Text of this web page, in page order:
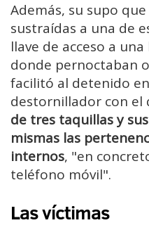
Además, su supo
sustraídas a una de
llave de acceso a
donde pernoctaban
facilitó al detenido
destornillador con el
de tres taquillas y
mismas las
internos, "en
teléfono móvil".
Las víctimas